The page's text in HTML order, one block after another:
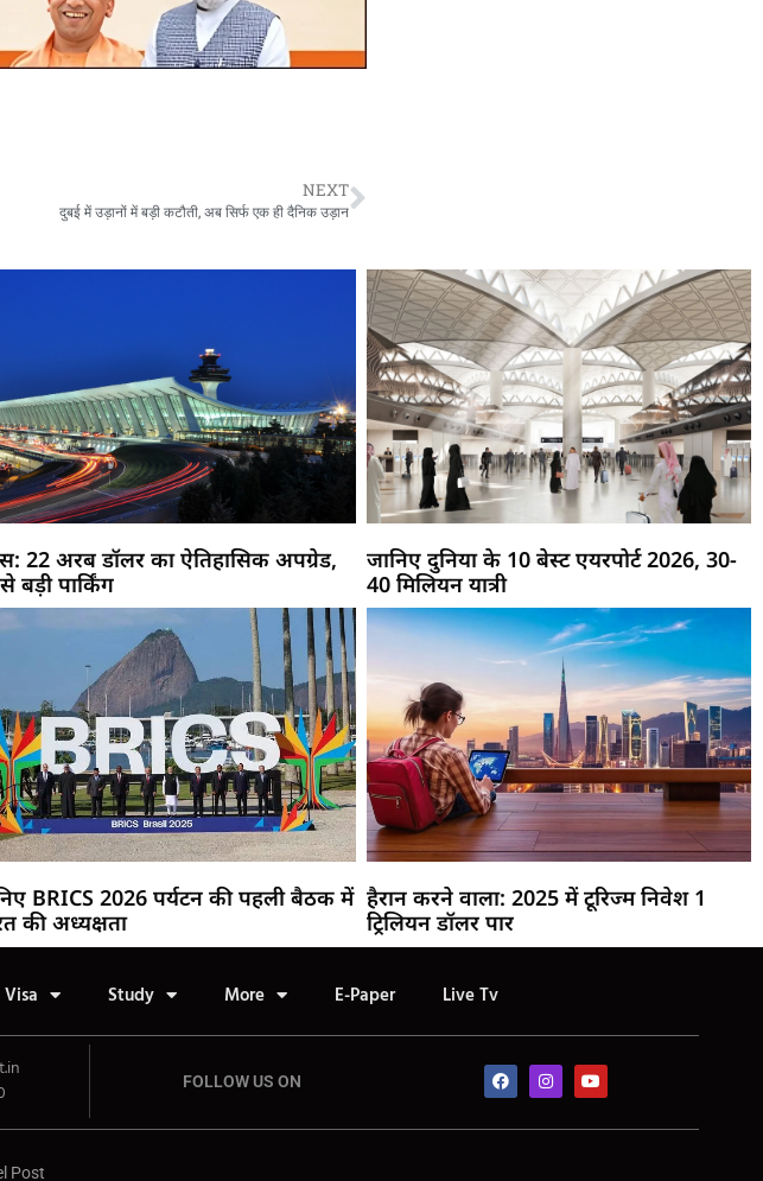
NEXT
दुबई में उड़ानों में बड़ी कटौती, अब सिर्फ एक ही दैनिक उड़ान
22 अरब डॉलर का ऐतिहासिक अपग्रेड,
बड़ी पार्किंग
जानिए दुनिया के 10 बेस्ट एयरपोर्ट 2026, 30-
40 मिलियन यात्री
BRICS 2026 पर्यटन की पहली बैठक में
की अध्यक्षता
हैरान करने वाला: 2025 में टूरिज्म निवेश 1
ट्रिलियन डॉलर पार
Visa Study More E-Paper Live Tv
FOLLOW US ON
Post